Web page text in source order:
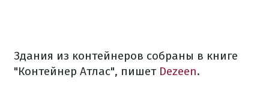
Здания из контейнеров собраны в книге
"Контейнер Атлас", пишет Dezeen.